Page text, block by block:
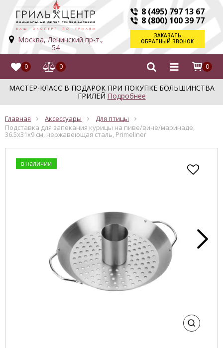
Москва, Ленинский пр-т.,
54
8 (495) 797 13 67
8 (800) 100 39 77
ЗАКАЗАТЬ
ОБРАТНЫЙ ЗВОНОК
0 0 0
МАСТЕР-КЛАСС В ПОДАРОК ПРИ ПОКУПКЕ БОЛЬШИНСТВА
ГРИЛЕЙ Подробнее
Главная Аксессуары
Для птицы
Подставка для запекания курицы на пиве/вине/маринаде,
36.5х31х9 см, нержавеющая сталь, Primeliner
в наличии